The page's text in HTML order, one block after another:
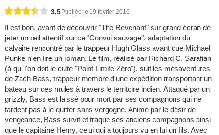
3,5 Publiée le 19 février 2016
Il est bon, avant de découvrir "The Revenant" sur grand écran de
jeter un œil attentif sur ce "Convoi sauvage", adaptation du
calvaire rencontré par le trappeur Hugh Glass avant que Michael
Punke n'en tire un roman. Le film, réalisé par Richard C. Sarafian
(à qui l'on doit le culte "Point Limite Zéro"), suit les mésaventures
de Zach Bass, trappeur membre d'une expédition transportant un
bateau sur des mules à travers le territoire indien. Attaqué par un
grizzly, Bass est laissé pour mort par ses compagnons qui ne
tardent pas à le quitter sans vergogne. Animé par le désir de
vengeance, Bass survit et traque ses anciens compagnons ainsi
que le capitaine Henry, celui qui a toujours vu en lui un fils. Avec